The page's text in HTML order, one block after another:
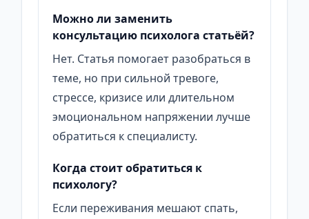
Можно ли заменить
консультацию психолога статьёй?
Нет. Статья помогает разобраться в
теме, но при сильной тревоге,
стрессе, кризисе или длительном
эмоциональном напряжении лучше
обратиться к специалисту.
Когда стоит обратиться к
психологу?
Если переживания мешают спать,